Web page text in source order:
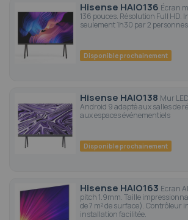
Hisense HAIO136 Écran
136 pouces. Résolution Full HD.
seulement 1h30 par 2
Disponible prochainement
Hisense HAIO138 Mur
Android 9 adapté aux salles de
aux espaces événementiels
Disponible prochainement
Hisense HAIO163 Ecran
pitch 1.9mm. Taille
de 7 m² de surface). Contrôleur
installation facilitée.